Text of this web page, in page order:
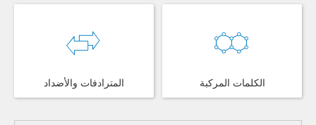
المترادفات والأضداد الكلمات المركبة